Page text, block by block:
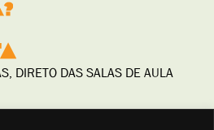
DIRETO DAS SALAS DE AULA